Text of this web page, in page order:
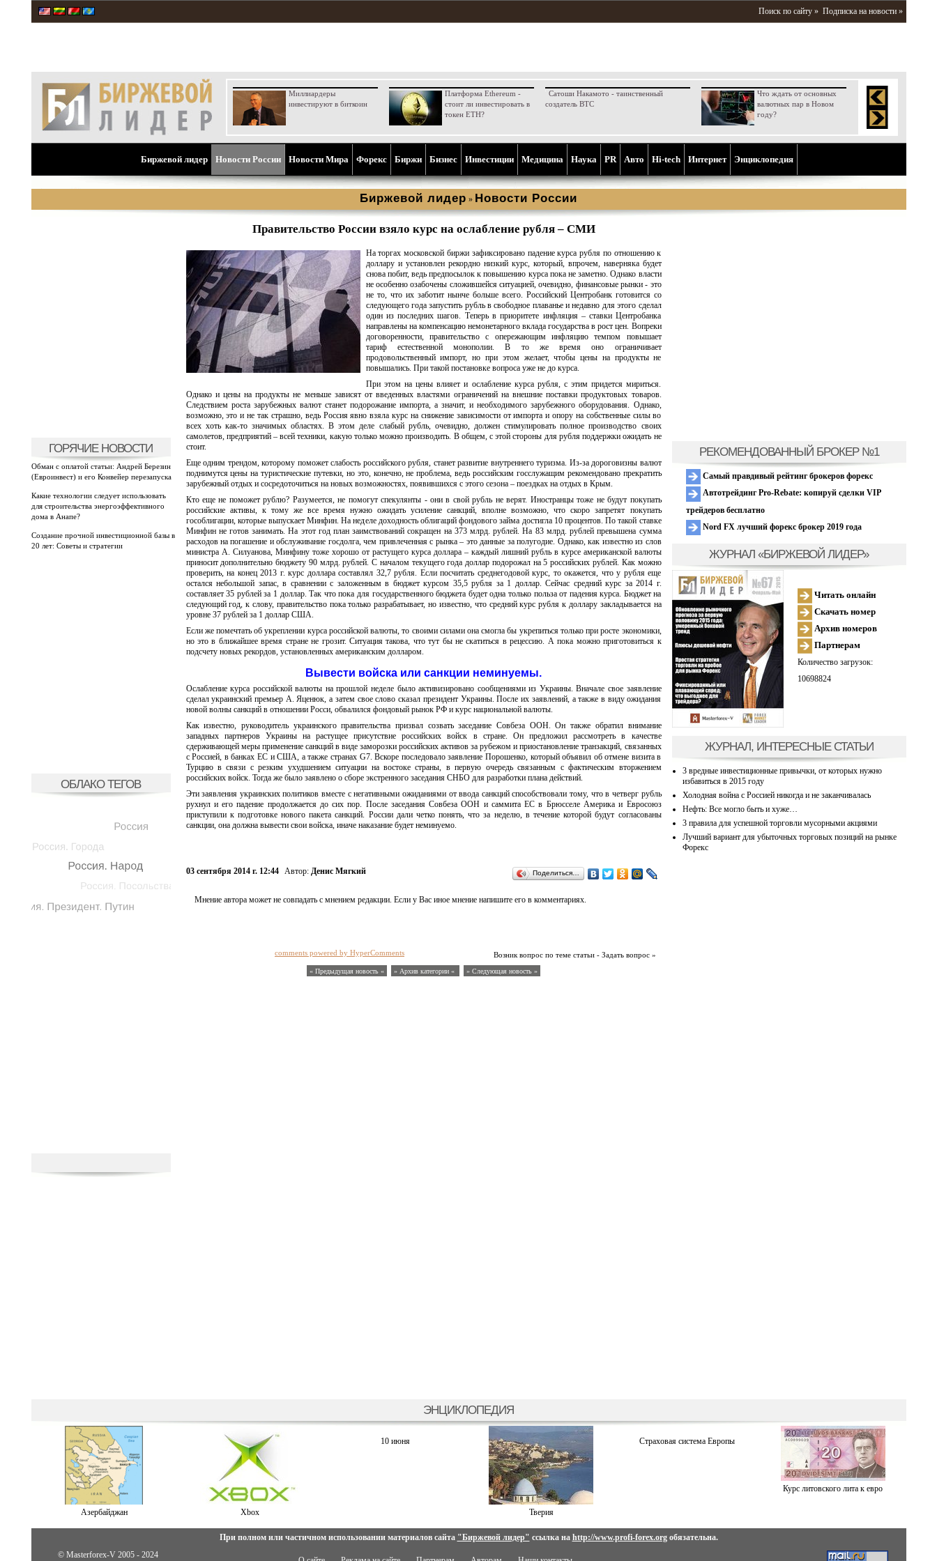
Поиск по сайту » Подписка на новости »
Миллиардеры
инвестируют в биткоин
Платформа Ethereum -
стоит ли инвестировать в
токен ETH?
Сатоши Накамото - таинственный
создатель BTC
Что ждать от основных
валютных пар в Новом
году?
Биржевой лидер Новости России Новости Мира Форекс Биржи Бизнес Инвестиции Медицина Наука PR Aвто Hi-tech Интернет Энциклопедия
Биржевой лидер » Новости России
ГОРЯЧИЕ НОВОСТИ
Обман с оплатой статьи: Андрей Березин
(Евроинвест) и его Конвейер перезапуска
Какие технологии следует использовать
для строительства энергоэффективного
дома в Анапе?
Создание прочной инвестиционной базы в
20 лет: Советы и стратегии
ОБЛАКО ТЕГОВ
Правительство России взяло курс на ослабление рубля – СМИ
На торгах московской биржи зафиксировано падение курса рубля по отношению к
доллару и установлен рекордно низкий курс, который, впрочем, наверняка будет
снова побит, ведь предпосылок к повышению курса пока не заметно. Однако власти
не особенно озабочены сложившейся ситуацией, очевидно, финансовые рынки - это
не то, что их заботит нынче больше всего. Российский Центробанк готовится со
следующего года запустить рубль в свободное плаванье и недавно для этого сделал
один из последних шагов. Теперь в приоритете инфляция – ставки Центробанка
направлены на компенсацию немонетарного вклада государства в рост цен. Вопреки
договоренности, правительство с опережающим инфляцию темпом повышает
тариф естественной монополии. В то же время оно ограничивает
продовольственный импорт, но при этом желает, чтобы цены на продукты не
повышались. При такой постановке вопроса уже не до курса.
При этом на цены влияет и ослабление курса рубля, с этим придется мириться.
Однако и цены на продукты не меньше зависят от введенных властями ограничений на внешние поставки продуктовых товаров.
Следствием роста зарубежных валют станет подорожание импорта, а значит, и необходимого зарубежного оборудования. Однако,
возможно, это и не так страшно, ведь Россия явно взяла курс на снижение зависимости от импорта и опору на собственные силы во
всех хоть как-то значимых областях. В этом деле слабый рубль, очевидно, должен стимулировать полное производство своих
самолетов, предприятий – всей техники, какую только можно производить. В общем, с этой стороны для рубля поддержки ожидать не
стоит.
Еще одним трендом, которому поможет слабость российского рубля, станет развитие внутреннего туризма. Из-за дороговизны валют
поднимутся цены на туристические путевки, но это, конечно, не проблема, ведь российским госслужащим рекомендовано прекратить
зарубежный отдых и сосредоточиться на новых возможностях, появившихся с этого сезона – поездках на отдых в Крым.
Кто еще не поможет рублю? Разумеется, не помогут спекулянты - они в свой рубль не верят. Иностранцы тоже не будут покупать
российские активы, к тому же все время нужно ожидать усиление санкций, вполне возможно, что скоро запретят покупать
гособлигации, которые выпускает Минфин. На неделе доходность облигаций фондового займа достигла 10 процентов. По такой ставке
Минфин не готов занимать. На этот год план заимствований сокращен на 373 млрд. рублей. На 83 млрд. рублей превышена сумма
расходов на погашение и обслуживание госдолга, чем привлеченная с рынка – это данные за полугодие. Однако, как известно из слов
министра А. Силуанова, Минфину тоже хорошо от растущего курса доллара – каждый лишний рубль в курсе американской валюты
приносит дополнительно бюджету 90 млрд. рублей. С началом текущего года доллар подорожал на 5 российских рублей. Как можно
проверить, на конец 2013 г. курс доллара составлял 32,7 рубля. Если посчитать среднегодовой курс, то окажется, что у рубля еще
остался небольшой запас, в сравнении с заложенным в бюджет курсом 35,5 рубля за 1 доллар. Сейчас средний курс за 2014 г.
составляет 35 рублей за 1 доллар. Так что пока для государственного бюджета будет одна только польза от падения курса. Бюджет на
следующий год, к слову, правительство пока только разрабатывает, но известно, что средний курс рубля к доллару закладывается на
уровне 37 рублей за 1 доллар США.
Если же помечтать об укреплении курса российской валюты, то своими силами она смогла бы укрепиться только при росте экономики,
но это в ближайшее время стране не грозит. Ситуация такова, что тут бы не скатиться в рецессию. А пока можно приготовиться к
подсчету новых рекордов, установленных американским долларом.
Вывести войска или санкции неминуемы.
Ослабление курса российской валюты на прошлой неделе было активизировано сообщениями из Украины. Вначале свое заявление
сделал украинский премьер А. Яценюк, а затем свое слово сказал президент Украины. После их заявлений, а также в виду ожидания
новой волны санкций в отношении Росси, обвалился фондовый рынок РФ и курс национальной валюты.
Как известно, руководитель украинского правительства призвал созвать заседание Совбеза ООН. Он также обратил внимание
западных партнеров Украины на растущее присутствие российских войск в стране. Он предложил рассмотреть в качестве
сдерживающей меры применение санкций в виде заморозки российских активов за рубежом и приостановление транзакций, связанных
с Россией, в банках ЕС и США, а также странах G7. Вскоре последовало заявление Порошенко, который объявил об отмене визита в
Турцию в связи с резким ухудшением ситуации на востоке страны, в первую очередь связанным с фактическим вторжением
российских войск. Тогда же было заявлено о сборе экстренного заседания СНБО для разработки плана действий.
Эти заявления украинских политиков вместе с негативными ожиданиями от ввода санкций способствовали тому, что в четверг рубль
рухнул и его падение продолжается до сих пор. После заседания Совбеза ООН и саммита ЕС в Брюсселе Америка и Евросоюз
приступили к подготовке нового пакета санкций. России дали четко понять, что за неделю, в течение которой будут согласованы
санкции, она должна вывести свои войска, иначе наказание будет неминуемо.
03 сентября 2014 г. 12:44 Автор: Денис Мягкий Поделиться…
Мнение автора может не совпадать с мнением редакции. Если у Вас иное мнение напишите его в комментариях.
Возник вопрос по теме статьи - Задать вопрос »
comments powered by HyperComments
« Предыдущая новость « » Архив категории « » Следующая новость »
РЕКОМЕНДОВАННЫЙ БРОКЕР №1
Самый правдивый рейтинг брокеров форекс
Автотрейдинг Pro-Rebate: копируй сделки VIP
трейдеров бесплатно
Nord FX лучший форекс брокер 2019 года
ЖУРНАЛ «БИРЖЕВОЙ ЛИДЕР»
Читать онлайн
Скачать номер
Архив номеров
Партнерам
Количество загрузок:
10698824
ЖУРНАЛ, ИНТЕРЕСНЫЕ СТАТЬИ
3 вредные инвестиционные привычки, от которых нужно
избавиться в 2015 году
Холодная война с Россией никогда и не заканчивалась
Нефть: Все могло быть и хуже…
3 правила для успешной торговли мусорными акциями
Лучший вариант для убыточных торговых позиций на рынке
Форекс
ЭНЦИКЛОПЕДИЯ
Азербайджан Xbox
10 июня
Тверия
Страховая система Европы
Курс литовского лита к евро
При полном или частичном использовании материалов сайта "Биржевой лидер" ссылка на http://www.profi-forex.orgобязательна.
© Masterforex-V 2005 - 2024